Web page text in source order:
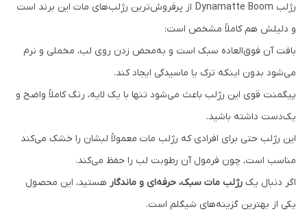
رژلب Dynamatte Boom از پرفروش‌ترین رژلب‌های مات این برند است
و دلیلش هم کاملاً مشخص است:
بافت آن فوق‌العاده سبک است و به‌محض زدن روی لب، مخملی و نرم
می‌شود بدون اینکه ترک یا ماسیدگی ایجاد کند.
پیگمنت قوی این رژلب باعث می‌شود تنها با یک لایه، رنگ کاملاً واضح و
یک‌دست داشته باشید.
این رژلب حتی برای افرادی که رژلب مات معمولاً لبشان را خشک می‌کند
مناسب است، چون فرمول آن رطوبت لب را حفظ می‌کند.
اگر دنبال یک رژلب مات سبک، حرفه‌ای و ماندگار هستید، این محصول
یکی از بهترین گزینه‌های شیگلم است.